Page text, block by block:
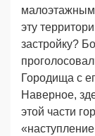
малоэтажным
эту
застройку?
Городища с
Наверное,
этой части